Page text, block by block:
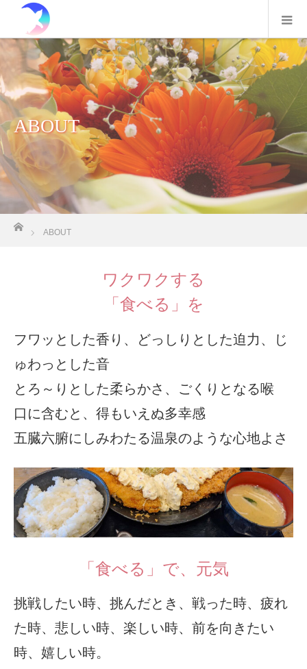
ABOUT
ABOUT
ワクワクする
「食べる」を
フワッとした香り、どっしりとした迫力、じ
ゅわっとした音
とろ～りとした柔らかさ、ごくりとなる喉
口に含むと、得もいえぬ多幸感
五臓六腑にしみわたる温泉のような心地よさ
「食べる」で、元気
挑戦したい時、挑んだとき、戦った時、疲れ
た時、悲しい時、楽しい時、前を向きたい
時、嬉しい時。